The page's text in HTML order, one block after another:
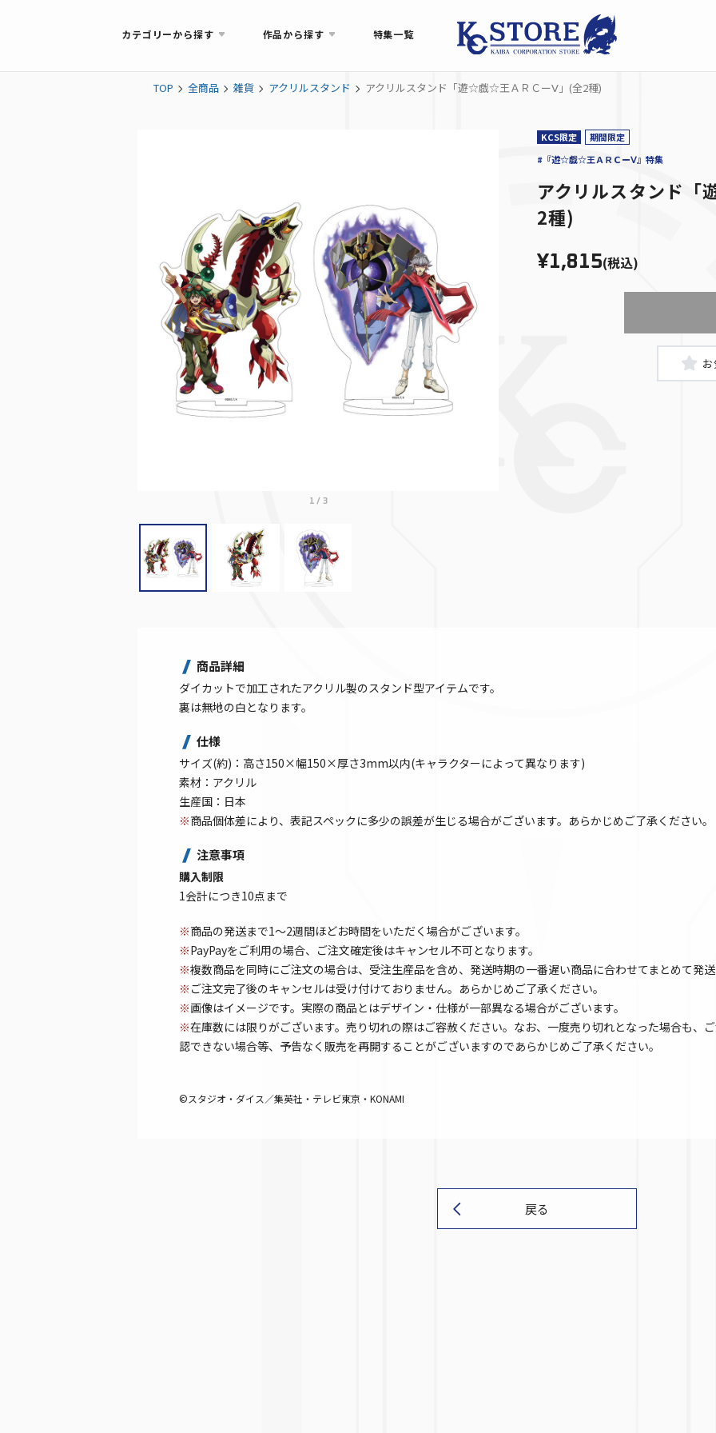
カテゴリーから探す 作品から探す 特集一覧
TOP 全商品 雑貨 アクリルスタンド アクリルスタンド「遊☆戯☆王ＡＲＣーⅤ」(全2種)
1/ 3
KCS限定
期間限定
#『遊☆戯☆王ＡＲＣーⅤ』特集
アクリルスタンド
2種)
¥1,815(税込)
商品詳細
ダイカットで加工されたアクリル製のスタンド型アイテムです。
裏は無地の白となります。
仕様
サイズ(約)：高さ150×幅150×厚さ3mm以内(キャラクターによって異なります)
素材：アクリル
生産国：日本
※商品個体差により、表記スペックに多少の誤差が生じる場合がございます。あらかじめご了承ください。
注意事項
購入制限
1会計につき10点まで
※商品の発送まで1～2週間ほどお時間をいただく場合がございます。
※PayPayをご利用の場合、ご注文確定後はキャンセル不可となります。
※複数商品を同時にご注文の場合は、受注生産品を含め、発送時期の一番遅い商品に合わせてまとめて発
※ ご注文完了後のキャンセルは受け付けておりません。あらかじめご了承ください。
※画像はイメージです。実際の商品とはデザイン・仕様が一部異なる場合がございます。
※在庫数には限りがございます。売り切れの際はご容赦ください。なお、一度売り切れとなった場合も、
認できない場合等、予告なく販売を再開することがございますのであらかじめご了承ください。
©スタジオ・ダイス／集英社・テレビ東京・KONAMI
戻る